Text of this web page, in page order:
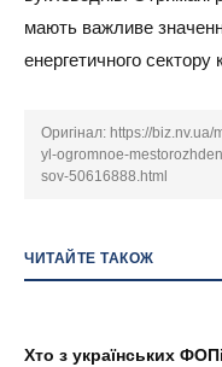
мають важливе
енергетичного сектору
Оригінал: https://
yl-ogromnoe-
sov-50616888.html
ЧИТАЙТЕ ТАКОЖ
Хто з українських